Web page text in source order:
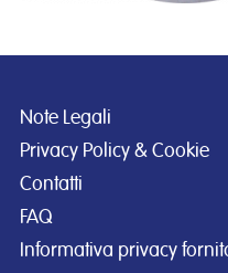
Note Legali
Privacy Policy & Cookie
Contatti
FAQ
Informativa privacy